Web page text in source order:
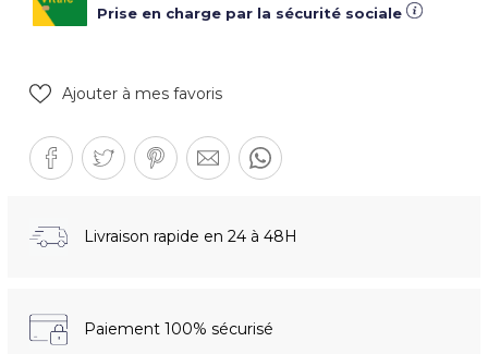
Prise en charge par la sécurité sociale
Ajouter à mes favoris
Livraison rapide en 24 à 48H
Paiement 100% sécurisé